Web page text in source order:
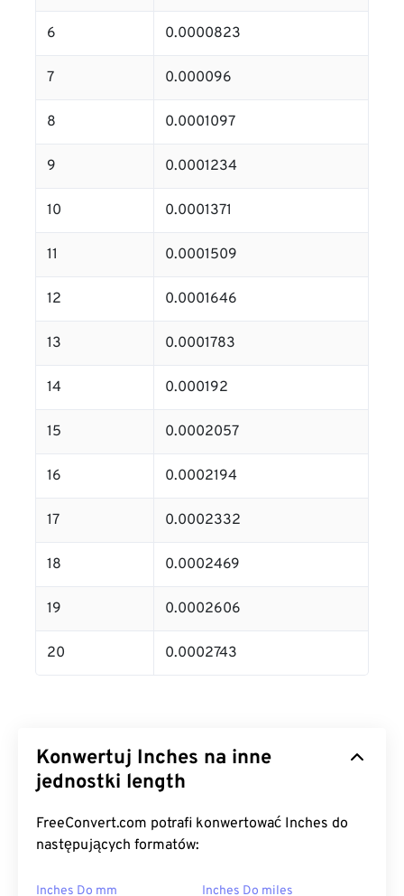
6 0.0000823
7 0.000096
8 0.0001097
9 0.0001234
10 0.0001371
11 0.0001509
12 0.0001646
13 0.0001783
14 0.000192
15 0.0002057
16 0.0002194
17 0.0002332
18 0.0002469
19 0.0002606
20 0.0002743
Konwertuj Inches na inne
jednostki length
FreeConvert.com potrafi konwertować Inches do
następujących formatów:
Inches Do mm Inches Do miles